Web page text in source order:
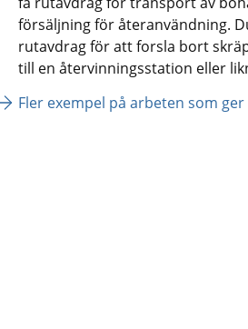
försäljning för återanvändning.
rutavdrag för att forsla bort
till en återvinningsstation eller
Fler exempel på arbeten som